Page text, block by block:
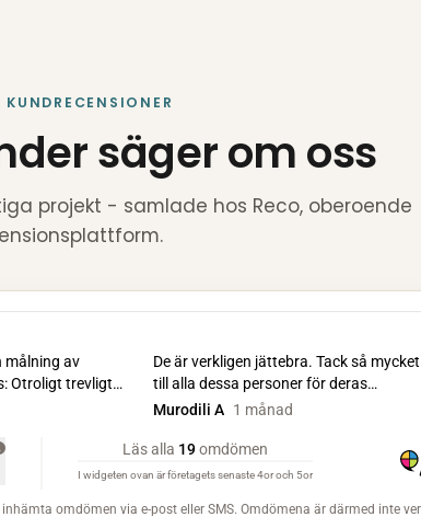
KUNDRECENSIONER
säger om oss
projekt - samlade hos Reco, oberoende